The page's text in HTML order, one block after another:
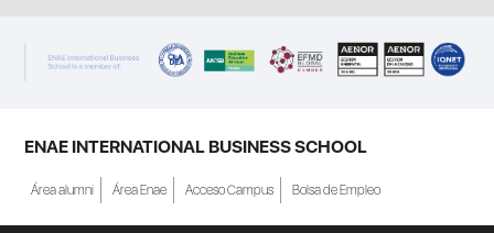
ENAE INTERNATIONAL BUSINESS SCHOOL
Área alumni Área Enae Acceso Campus Bolsa de Empleo